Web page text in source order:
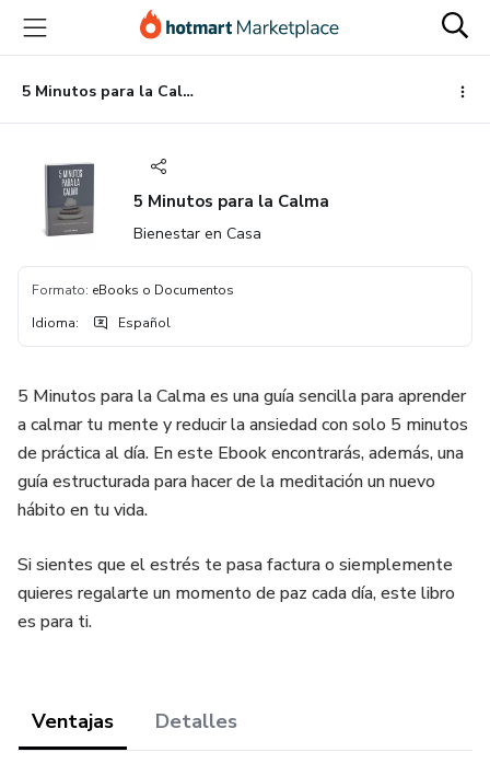
principal
página
de
página
5 Minutos para la Calma
5 Minutos para la Calma
Bienestar en Casa
Formato: eBooks o Documentos
Idioma: Español
5 Minutos para la Calma es una guía sencilla para aprender
a calmar tu mente y reducir la ansiedad con solo 5 minutos
de práctica al día. En este Ebook encontrarás, además, una
guía estructurada para hacer de la meditación un nuevo
hábito en tu vida.
Si sientes que el estrés te pasa factura o siemplemente
quieres regalarte un momento de paz cada día, este libro
es para ti.
Ventajas Detalles